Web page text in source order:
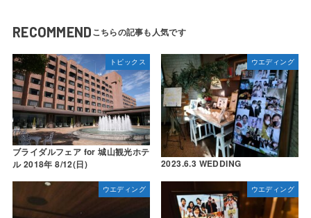
RECOMMEND
トピックス
ブライダルフェア for 城山観光ホテ
ル 2018年 8/12(日)
ウエディング
2023.6.3 WEDDING
ウエディング ウエディング